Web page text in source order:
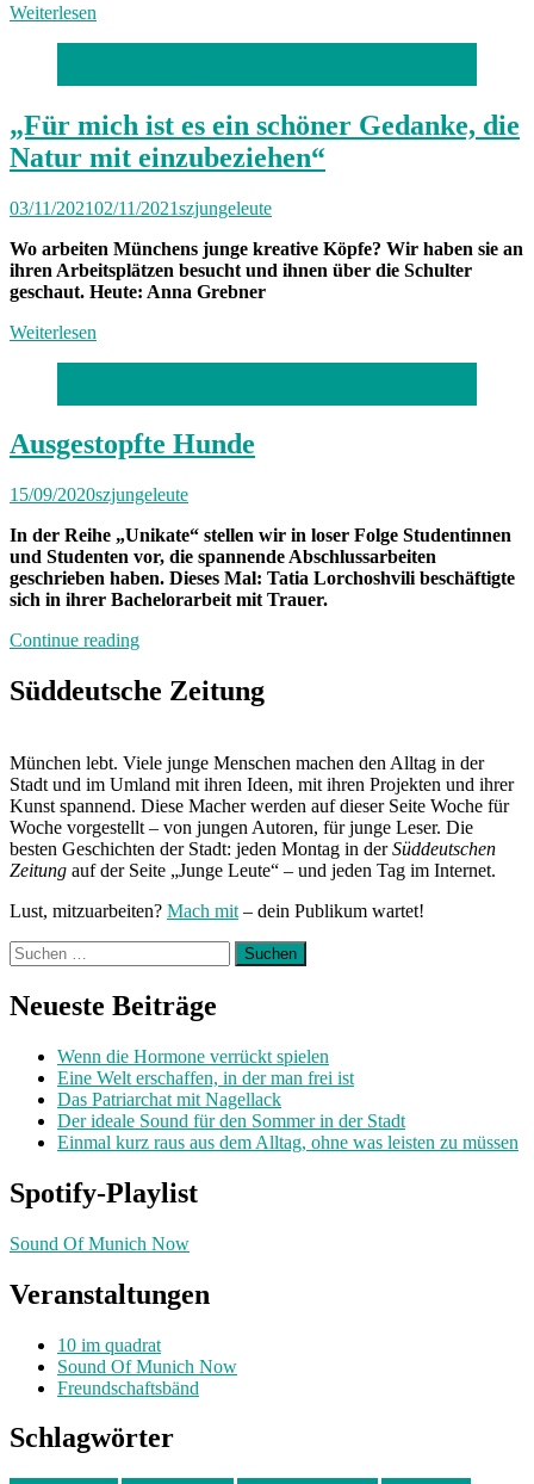
Weiterlesen
„Für mich ist es ein schöner Gedanke, die
Natur mit einzubeziehen“
03/11/202102/11/2021szjungeleute
Wo arbeiten Münchens junge kreative Köpfe? Wir haben sie an
ihren Arbeitsplätzen besucht und ihnen über die Schulter
geschaut. Heute: Anna Grebner
Weiterlesen
Ausgestopfte Hunde
15/09/2020szjungeleute
In der Reihe „Unikate“ stellen wir in loser Folge Studentinnen
und Studenten vor, die spannende Abschlussarbeiten
geschrieben haben. Dieses Mal: Tatia Lorchoshvili beschäftigte
sich in ihrer Bachelorarbeit mit Trauer.
Continue reading„Ausgestopfte
Süddeutsche Zeitung
München lebt. Viele junge Menschen machen den Alltag in der
Stadt und im Umland mit ihren Ideen, mit ihren Projekten und ihrer
Kunst spannend. Diese Macher werden auf dieser Seite Woche für
Woche vorgestellt – von jungen Autoren, für junge Leser. Die
besten Geschichten der Stadt: jeden Montag in derSüddeutschen
Zeitung auf der Seite „Junge Leute“ – und jeden Tag im Internet.
Lust, mitzuarbeiten? Mach mit – dein Publikum wartet!
Suchen
nach:
Neueste Beiträge
Wenn die Hormone verrückt spielen
Eine Welt erschaffen, in der man frei ist
Das Patriarchat mit Nagellack
Der ideale Sound für den Sommer in der Stadt
Einmal kurz raus aus dem Alltag, ohne was leisten zu müssen
Spotify-Playlist
Sound Of Munich Now
Veranstaltungen
10 im quadrat
Sound Of Munich Now
Freundschaftsbänd
Schlagwörter